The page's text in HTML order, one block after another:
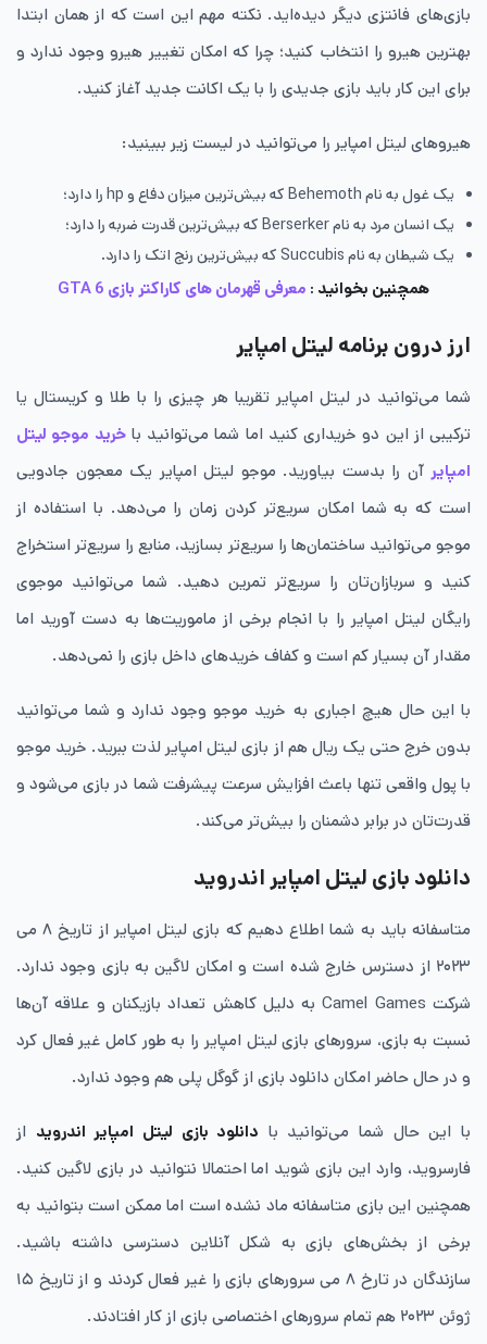
بازی‌های فانتزی دیگر دیده‌اید. نکته مهم این است که از همان ابتدا
بهترین هیرو را انتخاب کنید؛ چرا که امکان تغییر هیرو وجود ندارد و
برای این کار باید بازی جدیدی را با یک اکانت جدید آغاز کنید.
هیروهای لیتل امپایر را می‌توانید در لیست زیر ببینید:
یک غول به نام Behemoth که بیش‌ترین میزان دفاع و hp را دارد؛
یک انسان مرد به نام Berserker که بیش‌ترین قدرت ضربه را دارد؛
یک شیطان به نام Succubis که بیش‌ترین رنج اتک را دارد.
همچنین بخوانید : معرفی قهرمان های کاراکتر بازی GTA 6
ارز درون برنامه لیتل امپایر
شما می‌توانید در لیتل امپایر تقریبا هر چیزی را با طلا و کریستال یا
ترکیبی از این دو خریداری کنید اما شما می‌توانید باخرید موجو لیتل
امپایر آن را بدست بیاورید. موجو لیتل امپایر یک معجون جادویی
است که به شما امکان سریع‌تر کردن زمان را می‌دهد. با استفاده از
موجو می‌توانید ساختمان‌ها را سریع‌تر بسازید، منابع را سریع‌تر استخراج
کنید و سربازان‌تان را سریع‌تر تمرین دهید. شما می‌توانید موجوی
رایگان لیتل امپایر را با انجام برخی از ماموریت‌ها به دست آورید اما
مقدار آن بسیار کم است و کفاف خریدهای داخل بازی را نمی‌دهد.
با این حال هیچ اجباری به خرید موجو وجود ندارد و شما می‌توانید
بدون خرج حتی یک ریال هم از بازی لیتل امپایر لذت ببرید. خرید موجو
با پول واقعی تنها باعث افزایش سرعت پیشرفت شما در بازی می‌شود و
قدرت‌تان در برابر دشمنان را بیش‌تر می‌کند.
دانلود بازی لیتل امپایر اندروید
متاسفانه باید به شما اطلاع دهیم که بازی لیتل امپایر از تاریخ ۸ می
۲۰۲۳ از دسترس خارج شده است و امکان لاگین به بازی وجود ندارد.
شرکت Camel Games به دلیل کاهش تعداد بازیکنان و علاقه آن‌ها
نسبت به بازی، سرورهای بازی لیتل امپایر را به طور کامل غیر فعال کرد
و در حال حاضر امکان دانلود بازی از گوگل پلی هم وجود ندارد.
با این حال شما می‌توانید با دانلود بازی لیتل امپایر اندروید از
فارسروید، وارد این بازی شوید اما احتمالا نتوانید در بازی لاگین کنید.
همچنین این بازی متاسفانه ماد نشده است اما ممکن است بتوانید به
برخی از بخش‌های بازی به شکل آنلاین دسترسی داشته باشید.
سازندگان در تارخ ۸ می سرورهای بازی را غیر فعال کردند و از تاریخ ۱۵
ژوئن ۲۰۲۳ هم تمام سرورهای اختصاصی بازی از کار افتادند.